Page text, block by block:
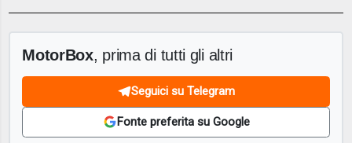
MotorBox, prima di tutti gli altri
Seguici su Telegram
Fonte preferita su Google